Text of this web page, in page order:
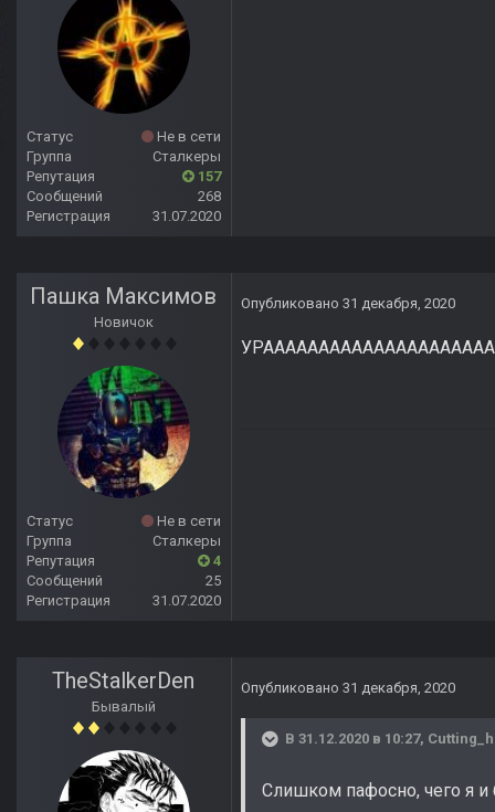
Статус
Не в сети
Группа
Сталкеры
Репутация
157
Сообщений
268
Регистрация
31.07.2020
Пашка Максимов
Новичок
Статус
Не в сети
Группа
Сталкеры
Репутация
4
Сообщений
25
Регистрация
31.07.2020
Опубликовано 31 декабря, 2020
TheStalkerDen
Бывалый
Опубликовано 31 декабря, 2020
В 31.12.2020 в 10:27,
Слишком пафосно, чего я и